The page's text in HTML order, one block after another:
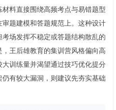
料直接围绕高频考点与易错题型
题建模和答题规范上。这种设计
场发挥不稳定或答题结构散乱的
王后雄教育的集训营风格偏向高
训练量并渴望通过技巧优化提分
有较大漏洞，则建议先夯实基础